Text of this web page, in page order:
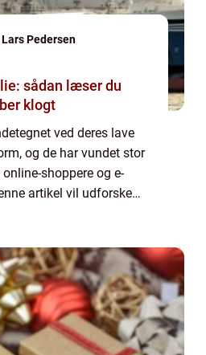
Lars Pedersen
sådan læser du
klogt
ved deres lave
og de har vundet stor
shoppere og e-
artikel vil udforske